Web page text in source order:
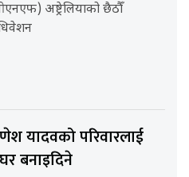
अष्ट्रेलियाको छैठौँ
यादवको परिवारलाई
बनाइदिने